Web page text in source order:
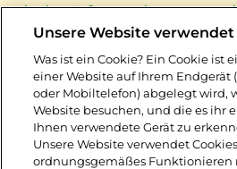
kalte Pfanne legen
Hitze 6–7 Minuten
wenden und in
fertig braten. Abkühlen
quer in dünne
Unsere Website verwendet
Was ist ein Cookie? Ein Cookie ist
einer Website auf Ihrem Endgerät
oder Mobiltelefon) abgelegt wird,
Website besuchen, und die es ihr
Ihnen verwendete Gerät zu
Unsere Website verwendet
ordnungsgemäßes Funktionieren